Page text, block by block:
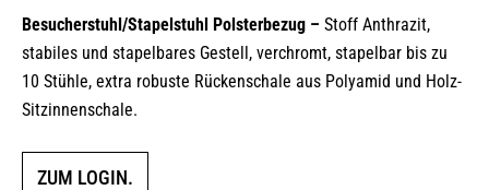
Besucherstuhl/Stapelstuhl Polsterbezug – Stoff Anthrazit,
stabiles und stapelbares Gestell, verchromt, stapelbar bis zu
10 Stühle, extra robuste Rückenschale aus Polyamid und Holz-
Sitzinnenschale.
ZUM LOGIN.